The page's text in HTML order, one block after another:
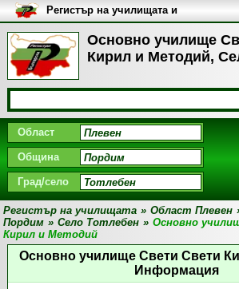
Основно училище
Кирил и Методий,
Регистър на училищата и
университетите в България
Област
Община
Град/село
Регистър на училищата » Област Плевен
Пордим » Село Тотлебен » Основно
Кирил и Методий
Основно училище Свети Свети
Информация